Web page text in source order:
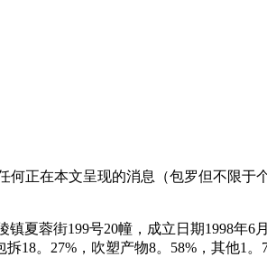
在本文呈现的消息（包罗但不限于
蓉街199号20幢，成立日期1998年6
18。27%，吹塑产物8。58%，其他1。